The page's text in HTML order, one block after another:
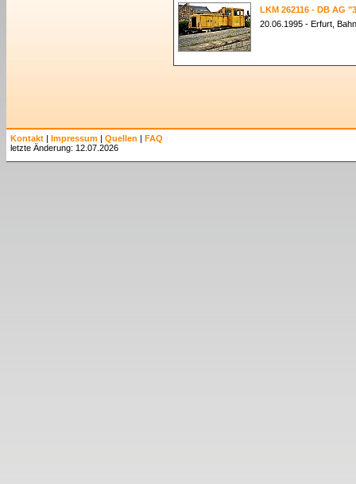
LKM 262116 - DB AG
20.06.1995 - Erfurt,
Kontakt | Impressum | Quellen | FAQ
letzte Änderung: 12.07.2026